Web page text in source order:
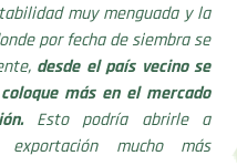
muy menguada y la
por fecha de siembra se
desde el país vecino se
más en el mercado
Esto podría abrirle a
mucho más